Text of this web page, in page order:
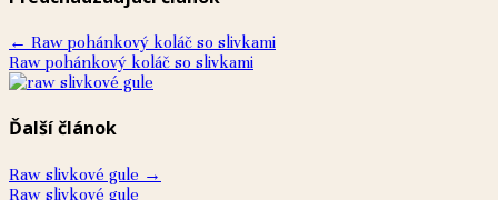
← Raw pohánkový koláč so slivkami
Raw pohánkový koláč so slivkami
Ďalší článok
Raw slivkové gule →
Raw slivkové gule